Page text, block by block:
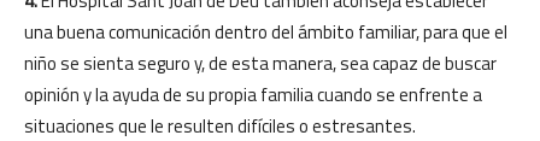
una buena comunicación dentro del ámbito familiar, para que el
niño se sienta seguro y, de esta manera, sea capaz de buscar
opinión y la ayuda de su propia familia cuando se enfrente a
situaciones que le resulten difíciles o estresantes.